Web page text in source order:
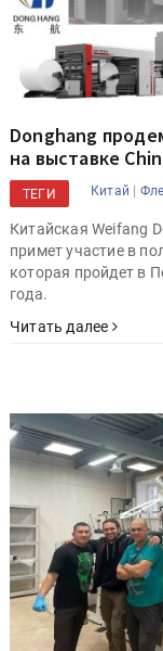
Donghang
на выставке
ТЕГИ Китай |
Китайская Weifang
примет участие в
которая пройдет в
года.
Читать далее